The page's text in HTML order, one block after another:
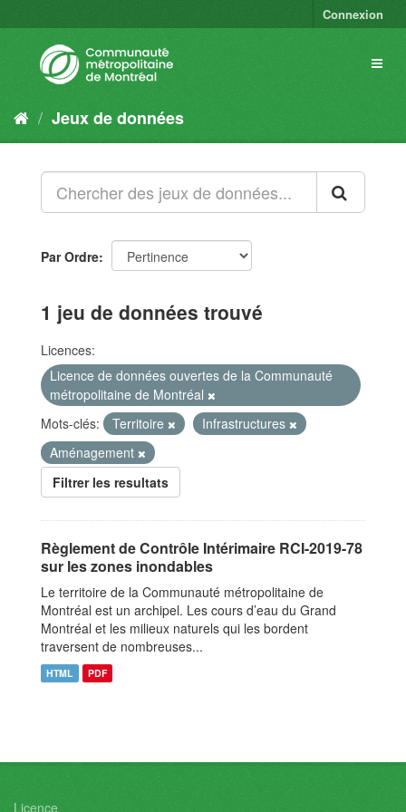
Connexion
Jeux de données
Par Ordre
1 jeu de données trouvé
Licences:
Licence de données ouvertes de la Communauté
métropolitaine de Montréal
Mots-clés:
Territoire
Infrastructures
Aménagement
Filtrer les resultats
Règlement de Contrôle Intérimaire RCI-2019-78
sur les zones inondables
Le territoire de la Communauté métropolitaine de
Montréal est un archipel. Les cours d’eau du Grand
Montréal et les milieux naturels qui les bordent
traversent de nombreuses...
HTML PDF
Licence